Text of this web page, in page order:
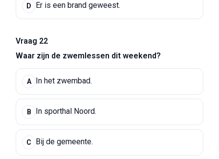
D Er is een brand geweest.
Vraag 22
Waar zijn de zwemlessen dit weekend?
A In het zwembad.
B In sporthal Noord.
C Bij de gemeente.